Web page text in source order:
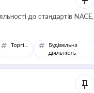
до стандартів NACE,
Торгівля
Будівельна
діяльність